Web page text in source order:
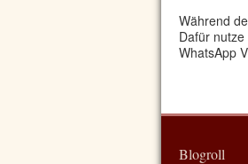
Während
Dafür
WhatsApp
Blogroll